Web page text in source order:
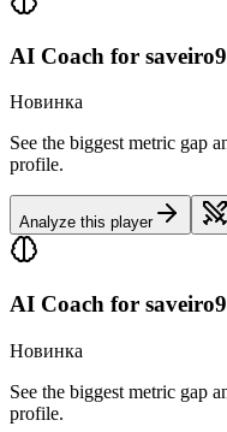
AI Coach for
Новинка
See the biggest metric gap
profile.
Analyze this player
AI Coach for
Новинка
See the biggest metric gap
profile.